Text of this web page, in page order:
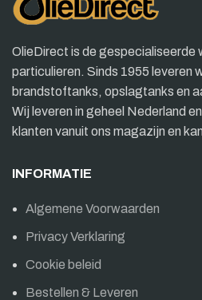
OlieDirect is de gespecialiseerde
particulieren. Sinds 1955 leveren
brandstoftanks, opslagtanks en
Wij leveren in geheel Nederland
klanten vanuit ons magazijn en
INFORMATIE
Algemene Voorwaarden
Privacy Verklaring
Cookie beleid
Bestellen & Leveren